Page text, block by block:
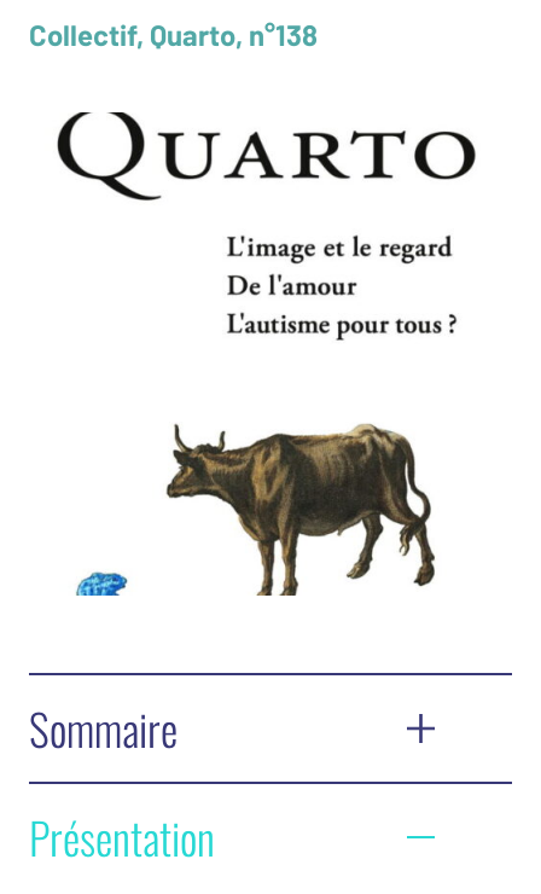
Collectif, Quarto, n°138
Sommaire
Éditorial
Philippe Hellebois
Présentation